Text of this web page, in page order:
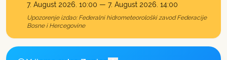
7. August 2026. 10:00 — 7. August 2026. 14:00
Upozorenje izdao: Federalni hidrometeorološki zavod Federacije
Bosne i Hercegovine